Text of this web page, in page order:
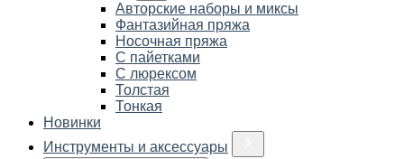
Авторские наборы и миксы
Фантазийная пряжа
Носочная пряжа
С пайетками
С люрексом
Толстая
Тонкая
Новинки
Инструменты и аксессуары